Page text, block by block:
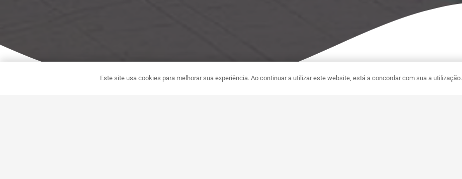
Este site usa cookies para melhorar sua experiência. Ao continuar a utilizar este website, está a concordar com sua a utilização.